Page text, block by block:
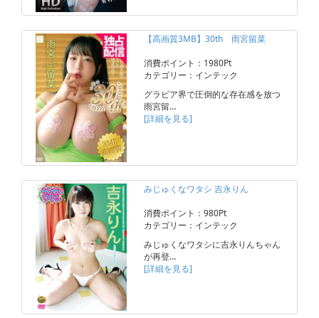
【高画質3MB】30th 雨宮留菜
消費ポイント：1980Pt
カテゴリー：インテック
グラビア界で圧倒的な存在感を放つ
雨宮留…
[詳細を見る]
みじゅくなワタシ 吉永りん
消費ポイント：980Pt
カテゴリー：インテック
みじゅくなワタシに吉永りんちゃん
が再登…
[詳細を見る]